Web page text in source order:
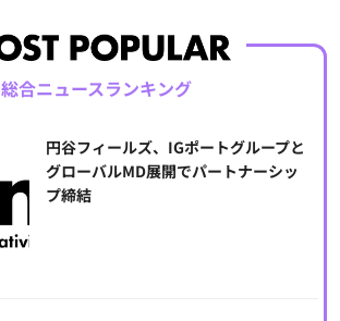
総合ニュースランキング
円谷フィールズ、IGポートグループと
グローバルMD展開でパートナーシッ
プ締結